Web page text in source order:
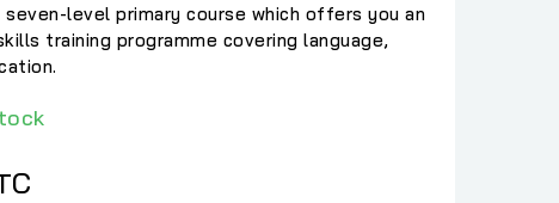
seven-level primary course which offers you an
training programme covering language,